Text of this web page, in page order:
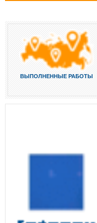
ВЫПОЛНЕННЫЕ РАБОТЫ